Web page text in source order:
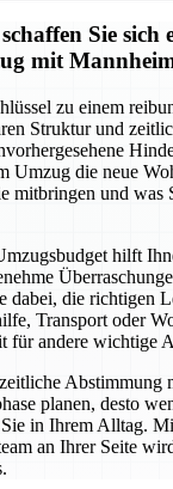
Sie sich
mit
zu einem
Struktur und
Umzug die neue
mitbringen und was
hilft
dabei, die richtigen
Transport oder
für andere wichtige
Abstimmung
planen, desto
in Ihrem Alltag.
an Ihrer Seite